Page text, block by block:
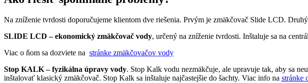
Na zníženie tvrdosti doporučujeme klientom dve riešenia. Prvým je zmäkčovač Slide LCD.
SLIDE LCD – ekonomický zmäkčovač vody, určený na zníženie tvrdosti. Inštaluje sa na
Viac o ňom sa dozviete na stránke zmäkčovačov vody
Stop KALK – fyzikálna úpravy vody. Stop Kalk vodu nezmäkčuje, ale upravuje tak, aby sa
inštalovať klasický zmäkčovač. Stop Kalk sa inštaluje najčastejšie do šachty. Viac info na stránke